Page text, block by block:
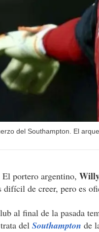
del Southampton. El
portero argentino,
difícil de creer, pero es
al final de la pasada
del Southampton de